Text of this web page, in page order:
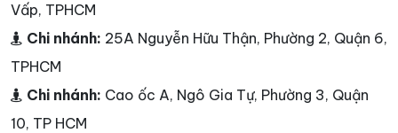
Vấp, TPHCM
Chi nhánh: 25A Nguyễn Hữu Thận, Phường 2, Quận 6,
TPHCM
Chi nhánh: Cao ốc A, Ngô Gia Tự, Phường 3, Quận
10, TP HCM